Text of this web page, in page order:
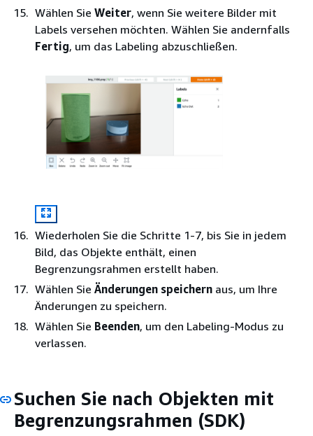
Wählen Sie Weiter, wenn Sie weitere Bilder mit
Labels versehen möchten. Wählen Sie andernfalls
Fertig, um das Labeling abzuschließen.
Wiederholen Sie die Schritte 1-7, bis Sie in jedem
Bild, das Objekte enthält, einen
Begrenzungsrahmen erstellt haben.
Wählen Sie Änderungen speichern aus, um Ihre
Änderungen zu speichern.
Wählen Sie Beenden, um den Labeling-Modus zu
verlassen.
Suchen Sie nach Objekten mit
Begrenzungsrahmen (SDK)